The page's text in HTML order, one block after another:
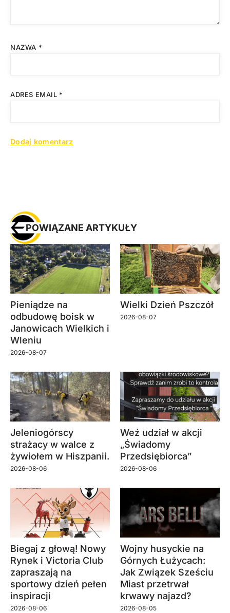
NAZWA *
ADRES EMAIL *
POWIĄZANE ARTYKUŁY
Pieniądze na
odbudowę boisk w
Janowicach Wielkich i
Wleniu
2026-08-07
Wielki Dzień Pszczół
2026-08-07
Jeleniogórscy
strażacy w walce z
żywiołem w Hiszpanii.
2026-08-06
Weź udział w akcji
„Świadomy
Przedsiębiorca”
2026-08-06
Biegaj z głową! Nowy
Rynek i Victoria Club
zapraszają na
sportowy dzień pełen
inspiracji
2026-08-06
Wojny husyckie na
Górnych Łużycach:
Jak Związek Sześciu
Miast przetrwał
krwawy najazd?
2026-08-05